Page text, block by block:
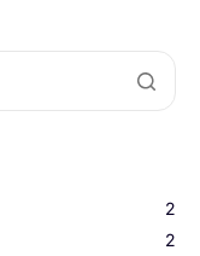
2
2